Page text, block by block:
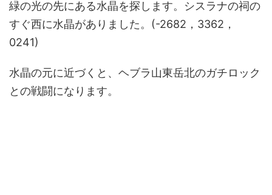
緑の光の先にある水晶を探します。シスラナの祠の
すぐ西に水晶がありました。(-2682，3362，
0241)
水晶の元に近づくと、ヘブラ山東岳北のガチロック
との戦闘になります。